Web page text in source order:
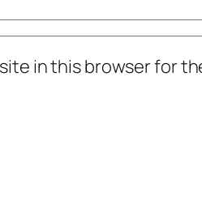
in this browser for